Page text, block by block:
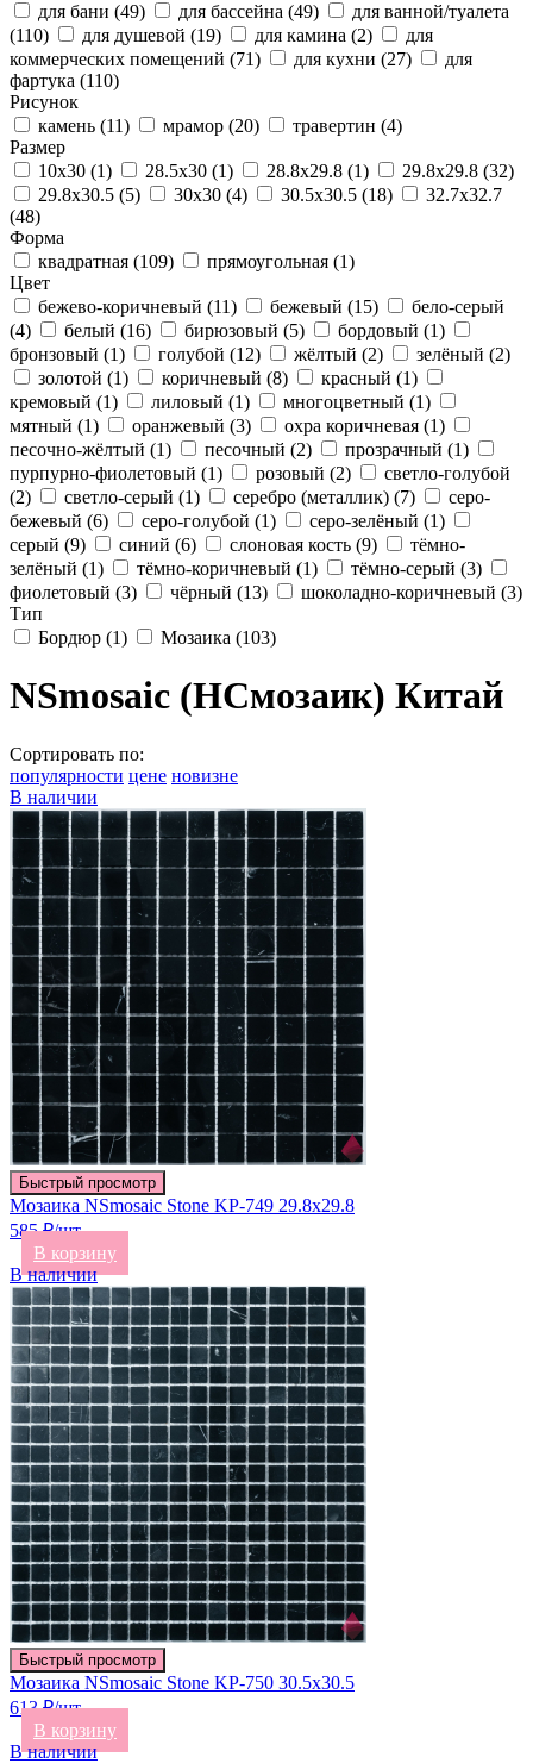
для бани (49) для бассейна (49)
для ванной/туалета
(110)
для душевой (19) для камина (2)
для
коммерческих помещений (71) для кухни (27)
для
фартука (110)
Рисунок
камень (11) мрамор (20) травертин (4)
Размер
10x30 (1) 28.5x30 (1) 28.8x29.8 (1) 29.8x29.8 (32)
29.8x30.5 (5) 30x30 (4) 30.5x30.5 (18)
32.7x32.7
(48)
Форма
квадратная (109) прямоугольная (1)
Цвет
бежево-коричневый (11) бежевый (15)
бело-серый
(4)
белый (16) бирюзовый (5) бордовый (1)
бронзовый (1) голубой (12) жёлтый (2) зелёный (2)
золотой (1) коричневый (8) красный (1)
кремовый (1) лиловый (1) многоцветный (1)
мятный (1) оранжевый (3) охра коричневая (1)
песочно-жёлтый (1) песочный (2) прозрачный (1)
пурпурно-фиолетовый (1) розовый (2)
светло-голубой
(2)
светло-серый (1) серебро (металлик) (7)
серо-
бежевый (6) серо-голубой (1) серо-зелёный (1)
серый (9) синий (6) слоновая кость (9)
тёмно-
зелёный (1) тёмно-коричневый (1) тёмно-серый (3)
фиолетовый (3) чёрный (13) шоколадно-коричневый (3)
Тип
Бордюр (1) Мозаика (103)
NSmosaic (НСмозаик) Китай
Сортировать по:
популярности цене новизне
В наличии
Быстрый просмотр
Мозаика NSmosaic Stone KP-749 29.8х29.8
585 ₽/шт
В корзину
В наличии
Быстрый просмотр
Мозаика NSmosaic Stone KP-750 30.5х30.5
613 ₽/шт
В корзину
В наличии